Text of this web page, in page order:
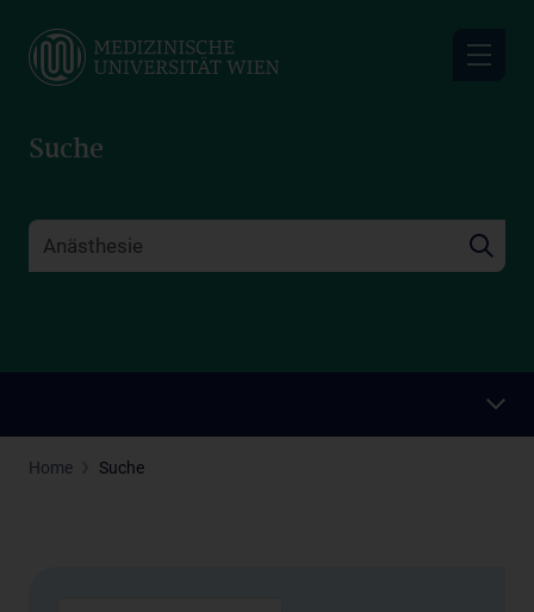
main
Suche
Home Suche